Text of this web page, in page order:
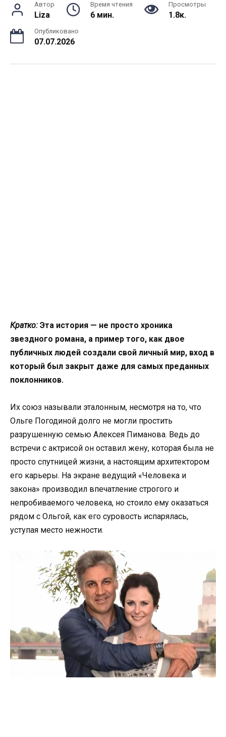
Автор
Liza
Время чтения
6 мин.
Просмотры
1.8к.
Опубликовано
07.07.2026
Кратко: Эта история — не просто хроника
звездного романа, а пример того, как двое
публичных людей создали свой личный мир, вход в
который был закрыт даже для самых преданных
поклонников.
Их союз называли эталонным, несмотря на то, что
Ольге Погодиной долго не могли простить
разрушенную семью Алексея Пиманова. Ведь до
встречи с актрисой он оставил жену, которая была не
просто спутницей жизни, а настоящим архитектором
его карьеры. На экране ведущий «Человека и
закона» производил впечатление строгого и
непробиваемого человека, но стоило ему оказаться
рядом с Ольгой, как его суровость испарялась,
уступая место нежности.